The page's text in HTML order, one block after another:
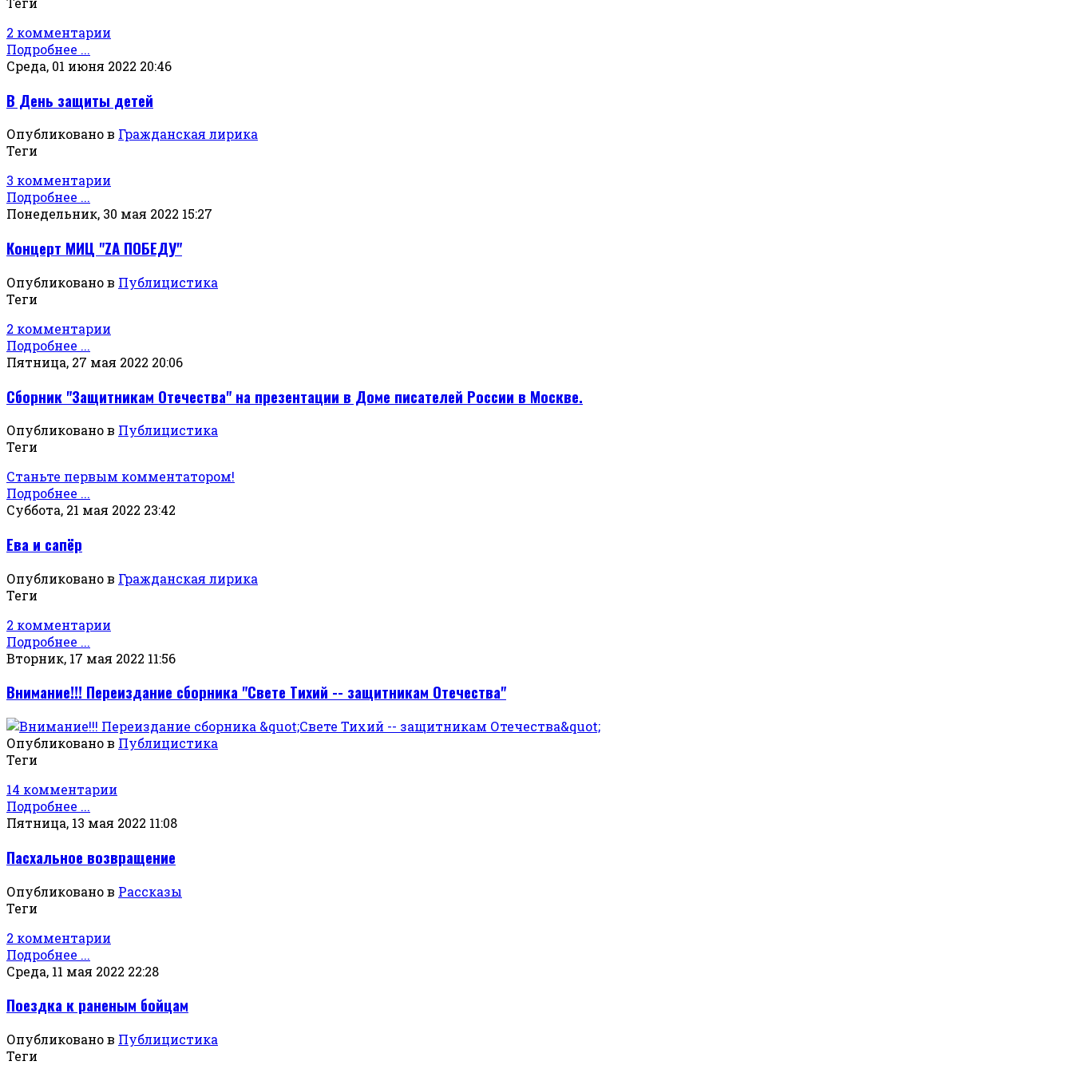
2 комментарии
Подробнее ...
Среда, 01 июня 2022 20:46
В День защиты детей
Опубликовано в Гражданская лирика
Теги
3 комментарии
Подробнее ...
Понедельник, 30 мая 2022 15:27
Концерт МИЦ "ZА ПОБЕДУ"
Опубликовано в Публицистика
Теги
2 комментарии
Подробнее ...
Пятница, 27 мая 2022 20:06
Сборник "Защитникам Отечества" на презентации в Доме писателей России в Москве.
Опубликовано в Публицистика
Теги
Станьте первым комментатором!
Подробнее ...
Суббота, 21 мая 2022 23:42
Ева и сапёр
Опубликовано в Гражданская лирика
Теги
2 комментарии
Подробнее ...
Вторник, 17 мая 2022 11:56
Внимание!!! Переиздание сборника "Свете Тихий -- защитникам Отечества"
Опубликовано в Публицистика
Теги
14 комментарии
Подробнее ...
Пятница, 13 мая 2022 11:08
Пасхальное возвращение
Опубликовано в Рассказы
Теги
2 комментарии
Подробнее ...
Среда, 11 мая 2022 22:28
Поездка к раненым бойцам
Опубликовано в Публицистика
Теги